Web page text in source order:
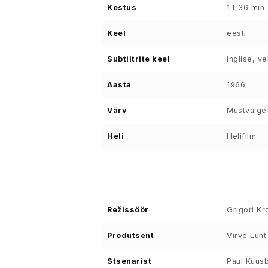
Kestus 1 t 36 min
Keel eesti
Subtiitrite keel inglise,
Aasta 1966
Värv Mustvalge
Heli Helifilm
Režissöör Grigori
Produtsent Virve Lunt
Stsenarist Paul